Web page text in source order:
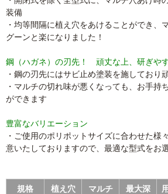
装備
・均等間隔に植え穴をあけることができ、
グーンと楽になりました！
鋼（ハガネ）の刃先！ 頑丈な上、研ぎや
・鋼の刃先にはサビ止め塗装を施しており
・マルチの切れ味が悪くなっても、お手持
ができます
豊富なバリエーション
・ご使用のポリポットサイズに合わせた様
意いたしておりますので、最適な型式をお
規格
植え穴
マルチ
最大深